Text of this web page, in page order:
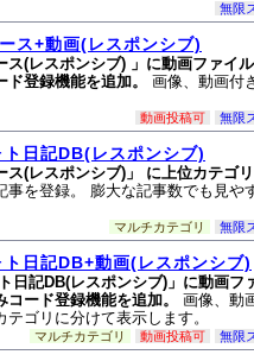
無限
ス+動画(レスポンシブ)
ス(レスポンシブ) 」に動画ファイ
登録機能を追加。
画像、動画付
動画投稿可 無限
日記DB(レスポンシブ)
ス(レスポンシブ)」 に上位カテゴリ
事を登録。 膨大な記事数でも見や
マルチカテゴリ 無限
日記DB+動画(レスポンシブ)
日記DB(レスポンシブ)」に動画フ
ード登録機能を追加。
画像、動
ゴリに分けて表示します。
マルチカテゴリ 動画投稿可 無限